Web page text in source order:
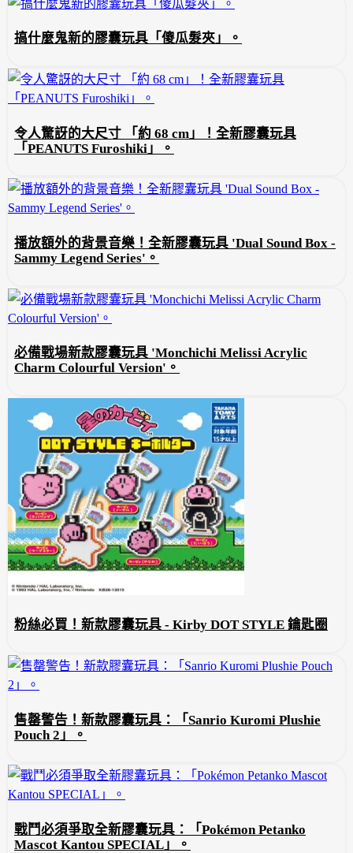
搞什麼鬼新的膠囊玩具「傻瓜髮夾」。
令人驚訝的大尺寸 「約 68 cm」！全新膠囊玩具
「PEANUTS Furoshiki」。
播放額外的背景音樂！全新膠囊玩具 'Dual Sound Box -
Sammy Legend Series'。
必備戰場新款膠囊玩具 'Monchichi Melissi Acrylic
Charm Colourful Version'。
粉絲必買！新款膠囊玩具 - Kirby DOT STYLE 鑰匙圈
售罄警告！新款膠囊玩具：「Sanrio Kuromi Plushie
Pouch 2」。
戰鬥必須爭取全新膠囊玩具：「Pokémon Petanko
Mascot Kantou SPECIAL」。